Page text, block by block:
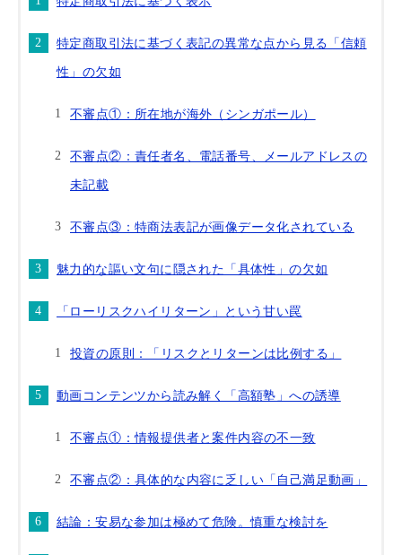
特定商取引法に基づく表記の異常な点から見る「信頼
性」の欠如
不審点①：所在地が海外（シンガポール）
不審点②：責任者名、電話番号、メールアドレスの
未記載
不審点③：特商法表記が画像データ化されている
魅力的な謳い文句に隠された「具体性」の欠如
「ローリスクハイリターン」という甘い罠
投資の原則：「リスクとリターンは比例する」
動画コンテンツから読み解く「高額塾」への誘導
不審点①：情報提供者と案件内容の不一致
不審点②：具体的な内容に乏しい「自己満足動画」
結論：安易な参加は極めて危険。慎重な検討を